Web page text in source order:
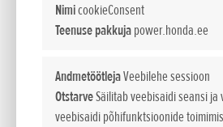
NimicookieConsent
Teenuse pakkujapower.honda.ee
AndmetöötlejaVeebilehe sessioon
OtstarveSäilitab veebisaidi seansi ja
veebisaidi põhifunktsioonide
Esitatud hinnad, põhivarustus ja lisavarustuse valik
mudeli müük ette teatamata.
Hinnad sisaldavad käibemaksu.